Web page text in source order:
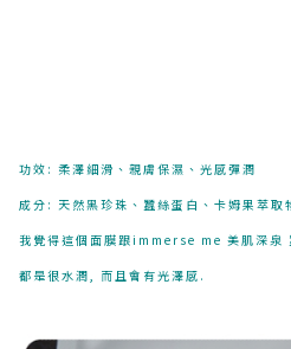
功效: 柔澤細滑、親膚保濕、光感彈潤
成分: 天然黑珍珠、蠶絲蛋白、卡姆果萃取
我覺得這個面膜跟immerse me 美肌深泉
都是很水潤, 而且會有光澤感.